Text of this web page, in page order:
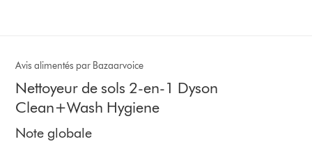
Avis alimentés par Bazaarvoice
Nettoyeur de sols 2-en-1 Dyson
Clean+Wash Hygiene
Note globale